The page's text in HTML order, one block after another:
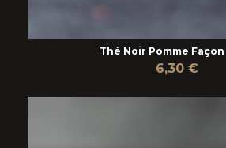
Thé Noir Pomme
6,30 €